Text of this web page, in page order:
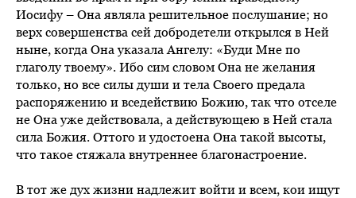
Иосифу – Она являла решительное послушание; но
верх совершенства сей добродетели открылся в Ней
ныне, когда Она указала Ангелу: «Буди Мне по
глаголу твоему». Ибо сим словом Она не желания
только, но все силы души и тела Своего предала
распоряжению и вседействию Божию, так что отселе
не Она уже действовала, а действующею в Ней стала
сила Божия. Оттого и удостоена Она такой высоты,
что такое стяжала внутреннее благонастроение.
В тот же дух жизни надлежит войти и всем, кои ищут